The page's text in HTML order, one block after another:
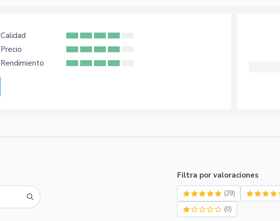
Calidad
Precio
Rendimiento
Filtra por valoraciones
(29)
(0)